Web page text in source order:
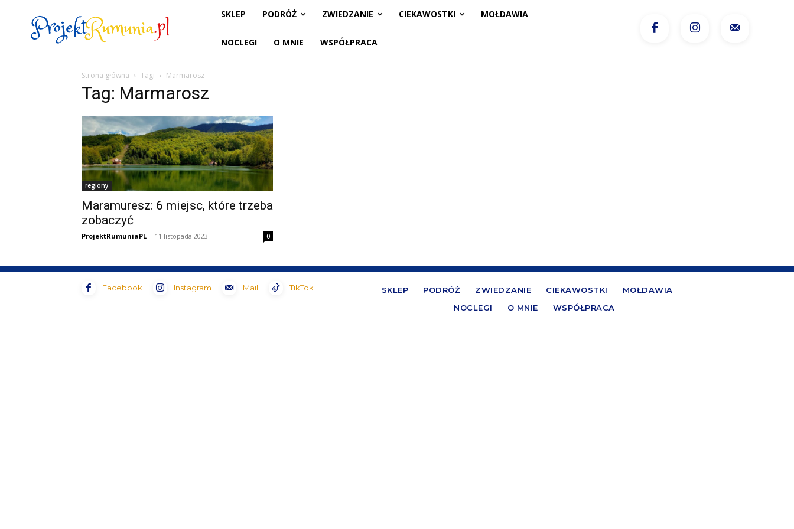
SKLEP PODRÓŻ ZWIEDZANIE CIEKAWOSTKI MOŁDAWIA
NOCLEGI O MNIE WSPÓŁPRACA
Strona główna Tagi Marmarosz
Tag: Marmarosz
regiony
Maramuresz: 6 miejsc, które trzeba
zobaczyć
ProjektRumuniaPL - 11 listopada 2023 0
Facebook Instagram Mail TikTok SKLEP PODRÓŻ ZWIEDZANIE CIEKAWOSTKI
MOŁDAWIA
NOCLEGI
O MNIE WSPÓŁPRACA